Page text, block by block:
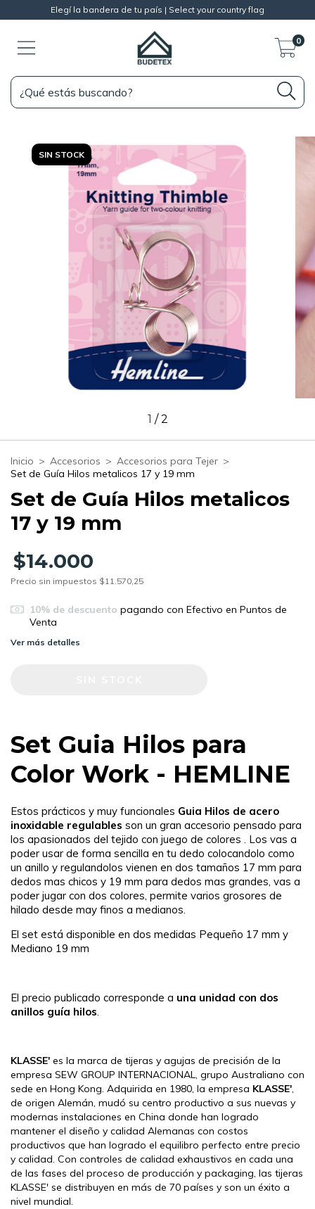
Elegí la bandera de tu país | Select your country flag
0
SIN STOCK
1 /2
Inicio > Accesorios > Accesorios para Tejer >
Set de Guía Hilos metalicos 17 y 19 mm
Set de Guía Hilos metalicos
17 y 19 mm
$14.000
Precio sin impuestos $11.570,25
10% de descuento pagando con Efectivo en Puntos de
Venta
Ver más detalles
Set Guia Hilos para
Color Work - HEMLINE
Estos prácticos y muy funcionales Guia Hilos de acero
inoxidable regulables son un gran accesorio pensado para
los apasionados del tejido con juego de colores . Los vas a
poder usar de forma sencilla en tu dedo colocandolo como
un anillo y regulandolos vienen en dos tamaños 17 mm para
dedos mas chicos y 19 mm para dedos mas grandes, vas a
poder jugar con dos colores, permite varios grosores de
hilado desde may finos a medianos.
El set está disponible en dos medidas Pequeño 17 mm y
Mediano 19 mm
El precio publicado corresponde a una unidad con dos
anillos guía hilos.
KLASSE' es la marca de tijeras y agujas de precisión de la
empresa SEW GROUP INTERNACIONAL, grupo Australiano con
sede en Hong Kong. Adquirida en 1980, la empresa KLASSE',
de origen Alemán, mudó su centro productivo a sus nuevas y
modernas instalaciones en China donde han logrado
mantener el diseño y calidad Alemanas con costos
productivos que han logrado el equilibro perfecto entre precio
y calidad. Con controles de calidad exhaustivos en cada una
de las fases del proceso de producción y packaging, las tijeras
KLASSE' se distribuyen en más de 70 países y son un éxito a
nivel mundial.